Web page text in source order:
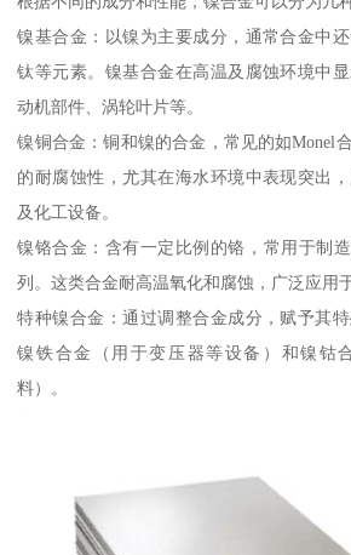
镍基合金：以镍为主要成分，通常合金中还
钛等元素。镍基合金在高温及腐蚀环境中
动机部件、涡轮叶片等。
镍铜合金：铜和镍的合金，常见的如Monel
的耐腐蚀性，尤其在海水环境中表现突出
及化工设备。
镍铬合金：含有一定比例的铬，常用于制
列。这类合金耐高温氧化和腐蚀，广泛应用
特种镍合金：通过调整合金成分，赋予其
镍铁合金（用于变压器等设备）和镍钴
料）。